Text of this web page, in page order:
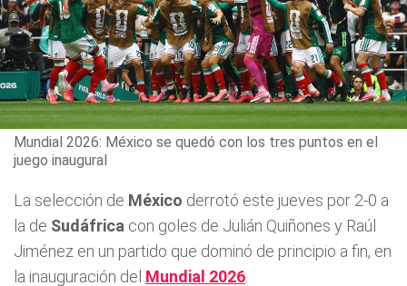
Mundial 2026: México se quedó con los tres puntos en el
juego inaugural
La selección de México derrotó este jueves por 2-0 a
la de Sudáfrica con goles de Julián Quiñones y Raúl
Jiménez en un partido que dominó de principio a fin, en
la inauguración del Mundial 2026